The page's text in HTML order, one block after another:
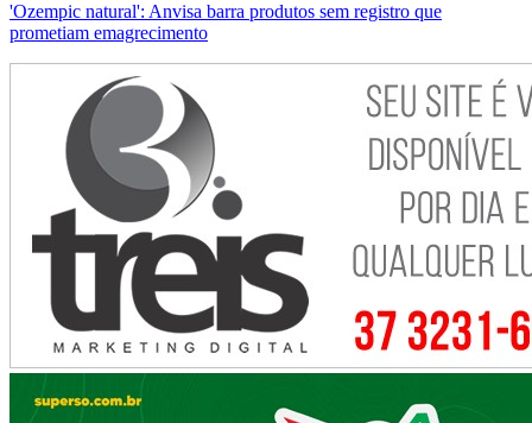
'Ozempic natural': Anvisa barra produtos sem registro que
prometiam emagrecimento